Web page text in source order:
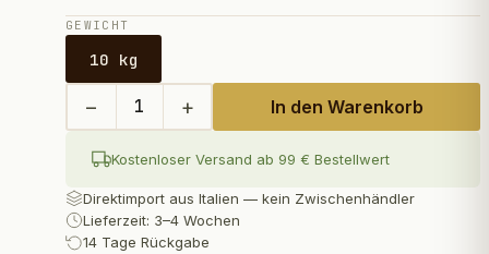
GEWICHT
10 kg
− 1 + In den Warenkorb
Kostenloser Versand ab 99 € Bestellwert
Direktimport aus Italien — kein Zwischenhändler
Lieferzeit: 3–4 Wochen
14 Tage Rückgabe